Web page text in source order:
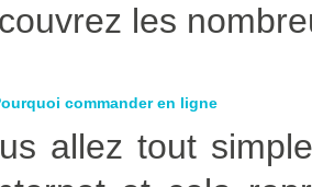
les
commander en ligne
allez tout